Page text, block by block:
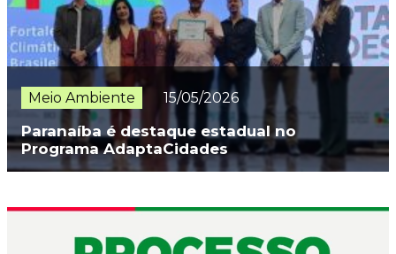
Meio Ambiente 15/05/2026
Paranaíba é destaque estadual no
Programa AdaptaCidades